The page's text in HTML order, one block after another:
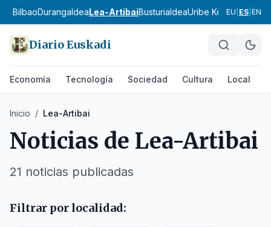
BilbaoDurangaldeaLea-ArtibaiBusturialdeaUribe KostaEnkarterri
EU ES EN
Diario Euskadi
Economía Tecnología Sociedad Cultura Local
Inicio / Lea-Artibai
Noticias de Lea-Artibai
21 noticias publicadas
Filtrar por localidad: